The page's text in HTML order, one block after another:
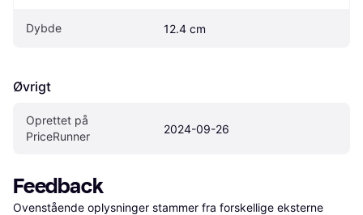
Dybde 12.4 cm
Øvrigt
Oprettet på
PriceRunner
2024-09-26
Feedback
Ovenstående oplysninger stammer fra forskellige eksterne